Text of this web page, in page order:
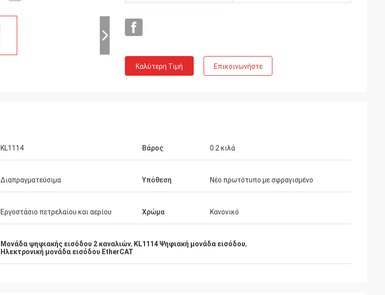
Καλύτερη Τιμή Επικοινωνήστε
KL1114 Βάρος 0.2 κιλά
Διαπραγματεύσιμα Υπόθεση Νέο πρωτότυπο με σφραγισμένο
Εργοστάσιο πετρελαίου και αερίου Χρώμα Κανονικό
Μονάδα ψηφιακής εισόδου 2 καναλιών, KL1114 Ψηφιακή μονάδα εισόδου,
Ηλεκτρονική μονάδα εισόδου EtherCAT